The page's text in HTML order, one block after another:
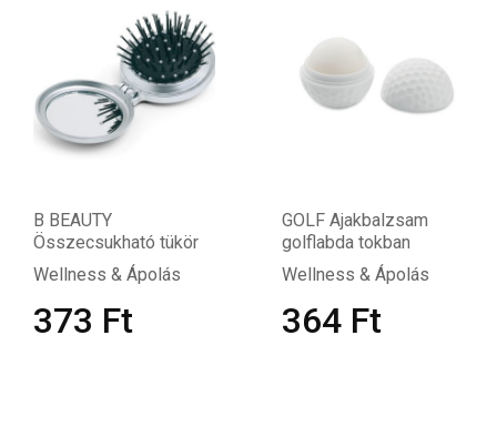
tükör
GOLF Ajakbalzsam
golflabda tokban
Wellness & Ápolás
XANDLE+
viaszgyertya
tartóban